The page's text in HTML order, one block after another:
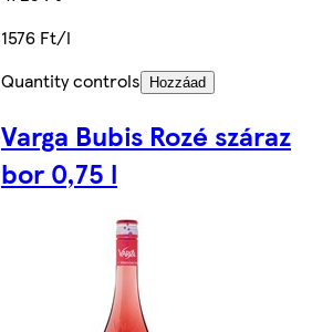
1576 Ft/l
Quantity controls
Hozzáad
Varga Bubis Rozé száraz
bor 0,75 l